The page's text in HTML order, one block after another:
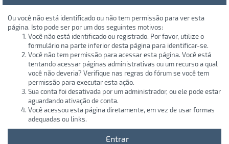
Ou você não está identificado ou não tem permissão para ver esta
página. Isto pode ser por um dos seguintes motivos:
Você não está identificado ou registrado. Por favor, utilize o
formulário na parte inferior desta página para identificar-se.
Você não tem permissão para acessar esta página. Você está
tentando acessar páginas administrativas ou um recurso a qual
você não deveria? Verifique nas regras do fórum se você tem
permissão para executar esta ação.
Sua conta foi desativada por um administrador, ou ele pode estar
aguardando ativação de conta.
Você acessou esta página diretamente, em vez de usar formas
adequadas ou links.
Entrar